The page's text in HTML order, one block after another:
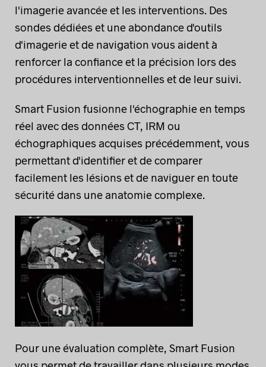
l'imagerie avancée et les interventions. Des
sondes dédiées et une abondance d'outils
d'imagerie et de navigation vous aident à
renforcer la confiance et la précision lors des
procédures interventionnelles et de leur suivi.
Smart Fusion fusionne l'échographie en temps
réel avec des données CT, IRM ou
échographiques acquises précédemment, vous
permettant d'identifier et de comparer
facilement les lésions et de naviguer en toute
sécurité dans une anatomie complexe.
Pour une évaluation complète, Smart Fusion